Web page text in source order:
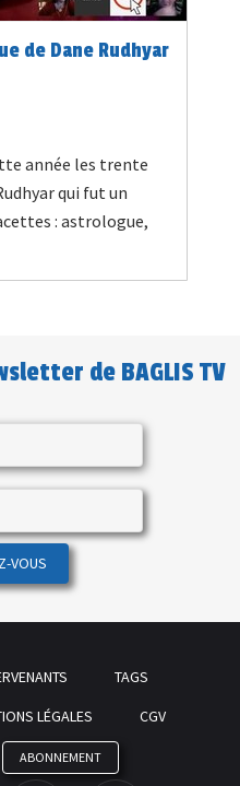
de Dane Rudhyar
année les trente
qui fut un
: astrologue,
de BAGLIS TV
VOUS
TAGS
LÉGALES CGV
ABONNEMENT